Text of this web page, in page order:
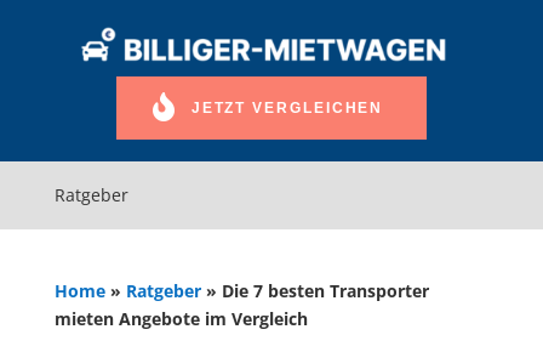
JETZT VERGLEICHEN
Ratgeber
Home» Ratgeber» Die 7 besten Transporter
mieten Angebote im Vergleich